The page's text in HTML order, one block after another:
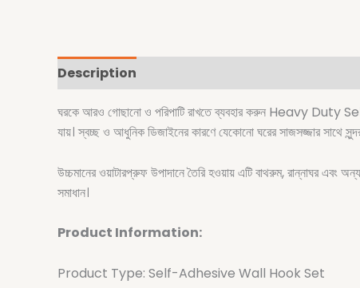
Description
ঘরকে আরও গোছানো ও পরিপাটি রাখতে ব্যবহার করুন Heavy Duty
যায়। স্বচ্ছ ও আধুনিক ডিজাইনের কারণে যেকোনো ঘরের সাজসজ্জার সাথে
উচ্চমানের ওয়াটারপ্রুফ উপাদানে তৈরি হওয়ায় এটি বাথরুম, রান্নাঘর এবং
সমাধান।
Product Information:
Product Type: Self-Adhesive Wall Hook Set